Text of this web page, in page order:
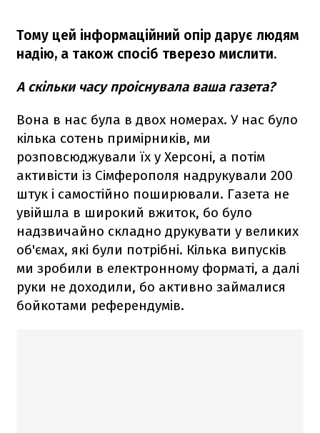
Тому цей інформаційний опір дарує людям
надію, а також спосіб тверезо мислити.
А скільки часу проіснувала ваша газета?
Вона в нас була в двох номерах. У нас було
кілька сотень примірників, ми
розповсюджували їх у Херсоні, а потім
активісти із Сімферополя надрукували 200
штук і самостійно поширювали. Газета не
увійшла в широкий вжиток, бо було
надзвичайно складно друкувати у великих
об'ємах, які були потрібні. Кілька випусків
ми зробили в електронному форматі, а далі
руки не доходили, бо активно займалися
бойкотами референдумів.